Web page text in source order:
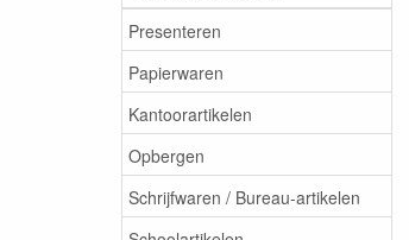
Presenteren
Papierwaren
Kantoorartikelen
Opbergen
Schrijfwaren / Bureau-artikelen